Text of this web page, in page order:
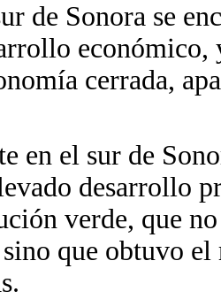
de Sonora se
cerrada,
en el sur de
desarrollo
verde, que
que obtuvo